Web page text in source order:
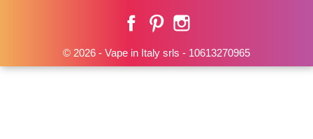
FacebookPinterest
© 2026 - Vape in Italy srls - 10613270965